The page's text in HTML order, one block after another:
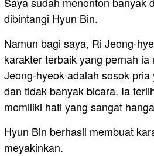
dibintangi Hyun Bin.
Namun bagi saya, Ri Jeong-
karakter terbaik yang pernah ia
Jeong-hyeok adalah sosok
dan tidak banyak bicara. Ia
memiliki hati yang sangat
Hyun Bin berhasil membuat
meyakinkan.